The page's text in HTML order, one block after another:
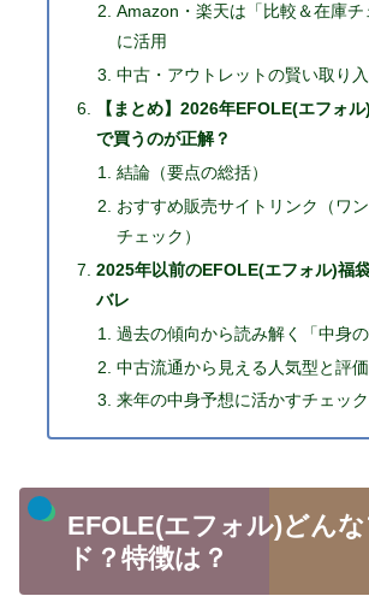
Amazon・楽天は「比較＆在庫チ
に活用
中古・アウトレットの賢い取り
【まとめ】2026年EFOLE(エフォ
で買うのが正解？
結論（要点の総括）
おすすめ販売サイトリンク（ワ
チェック）
2025年以前のEFOLE(エフォル)福
バレ
過去の傾向から読み解く「中身の
中古流通から見える人気型と評
来年の中身予想に活かすチェッ
EFOLE(エフォル)どん
ド？特徴は？